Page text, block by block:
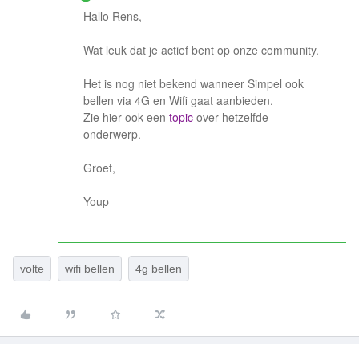
Hallo Rens,
Wat leuk dat je actief bent op onze community.
Het is nog niet bekend wanneer Simpel ook
bellen via 4G en Wifi gaat aanbieden.
Zie hier ook een topic over hetzelfde
onderwerp.
Groet,
Youp
volte wifi bellen 4g bellen